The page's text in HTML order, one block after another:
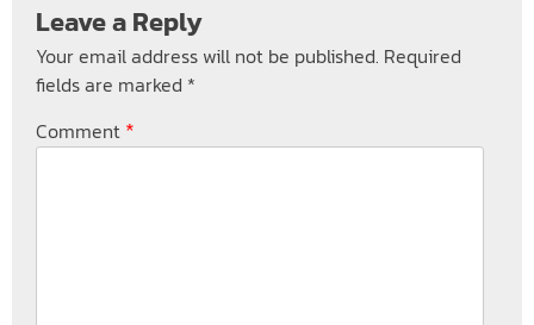
Leave a Reply
Your email address will not be published. Required
fields are marked *
Comment *